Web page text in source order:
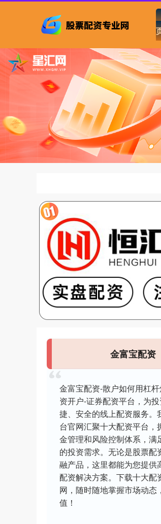
金富宝配资
金富宝配资-散户如何用杠
资开户-证券配资平台，为
捷、安全的线上配资服务。
台官网汇聚十大配资平台，
金管理和风险控制体系，满
的投资需求。无论是股票配
融产品，这里都能为您提供
配资解决方案。下载十大配
网，随时随地掌握市场动态
值！